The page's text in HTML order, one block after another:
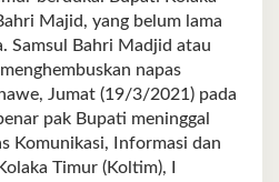
Majid, yang belum lama
Samsul Bahri Madjid atau
napas
Jumat (19/3/2021) pada
pak Bupati meninggal
Komunikasi, Informasi dan
Timur (Koltim), I